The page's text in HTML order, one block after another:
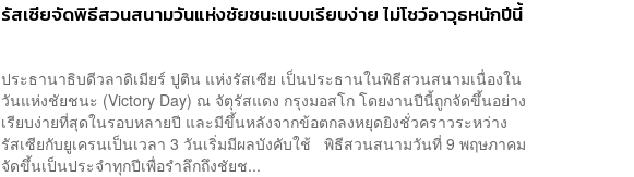
รัสเซียจัดพิธีสวนสนามวันแห่งชัยชนะแบบเรียบง่าย ไม่โชว์อาวุธหนักปีนี้
ประธานาธิบดีวลาดิเมียร์ ปูติน แห่งรัสเซีย เป็นประธานในพิธีสวนสนามเนื่องใน
วันแห่งชัยชนะ (Victory Day) ณ จัตุรัสแดง กรุงมอสโก โดยงานปีนี้ถูกจัดขึ้นอย่าง
เรียบง่ายที่สุดในรอบหลายปี และมีขึ้นหลังจากข้อตกลงหยุดยิงชั่วคราวระหว่าง
รัสเซียกับยูเครนเป็นเวลา 3 วันเริ่มมีผลบังคับใช้ พิธีสวนสนามวันที่ 9 พฤษภาคม
จัดขึ้นเป็นประจำทุกปีเพื่อรำลึกถึงชัยช...